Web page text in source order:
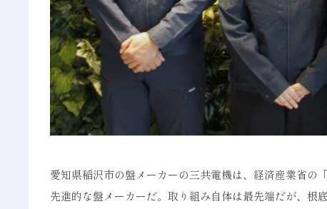
愛知県稲沢市の盤メーカーの三共電機は、経済産業省の
先進的な盤メーカーだ。取り組み自体は最先端だが、